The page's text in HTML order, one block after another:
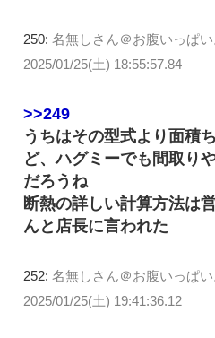
250: 名無しさん＠お腹いっぱ
2025/01/25(土) 18:55:57.84
>>249
うちはその型式より面積
ど、ハグミーでも間取り
だろうね
断熱の詳しい計算方法は
んと店長に言われた
252: 名無しさん＠お腹いっぱ
2025/01/25(土) 19:41:36.12